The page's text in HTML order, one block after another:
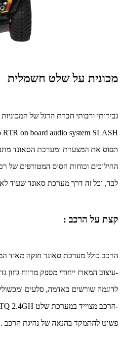
מכונית על שלט חשמלית
גבירותי ורבותי חברת הדגל של
SLASH
RTR on board audio system
תפוס את המצערת ומערכת הסאונד
ההילוכים וכוחות הסוס המטורפים של
לבד, וכל זה דרך מערכת סאונד שעוד
קצת על הרכב :
הרכב כולל מערכת סאונד חזקה מאוד
-עיצוב המארז ייחודי מספק מרווח גחון
לדוגמה שורשים באדמה, סלעים
-הרכב מצוייד במערכת שלט 2.4GH
פשוט להתמקד בהנאה של נהיגת הרכב .